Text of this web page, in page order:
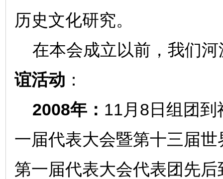
历史文化研究。
在本会成立以前，我们河
谊活动 ：
2008年： 11月8日组团
一届代表大会暨第十三届
第一届代表大会代表团先